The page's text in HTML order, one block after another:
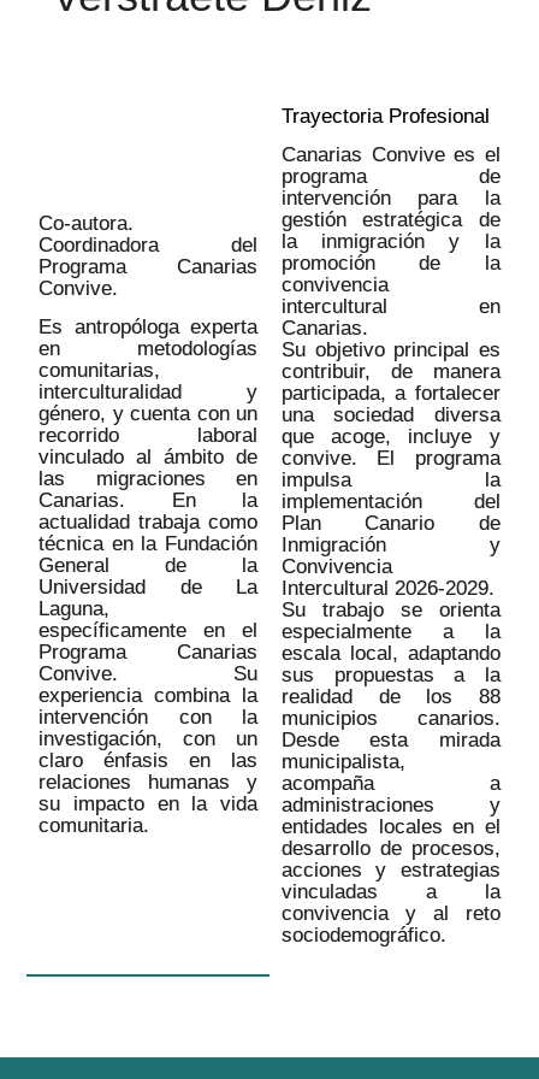
Co-autora.
Coordinadora del
Programa Canarias
Convive.
Es antropóloga experta
en metodologías
comunitarias,
interculturalidad y
género, y cuenta con un
recorrido laboral
vinculado al ámbito de
las migraciones en
Canarias. En la
actualidad trabaja como
técnica en la Fundación
General de la
Universidad de La
Laguna,
específicamente en el
Programa Canarias
Convive. Su
experiencia combina la
intervención con la
investigación, con un
claro énfasis en las
relaciones humanas y
su impacto en la vida
comunitaria.
Trayectoria Profesional
Canarias Convive es el
programa de
intervención para la
gestión estratégica de
la inmigración y la
promoción de la
convivencia
intercultural en
Canarias.
Su objetivo principal es
contribuir, de manera
participada, a fortalecer
una sociedad diversa
que acoge, incluye y
convive. El programa
impulsa la
implementación del
Plan Canario de
Inmigración y
Convivencia
Intercultural 2026-2029.
Su trabajo se orienta
especialmente a la
escala local, adaptando
sus propuestas a la
realidad de los 88
municipios canarios.
Desde esta mirada
municipalista,
acompaña a
administraciones y
entidades locales en el
desarrollo de procesos,
acciones y estrategias
vinculadas a la
convivencia y al reto
sociodemográfico.